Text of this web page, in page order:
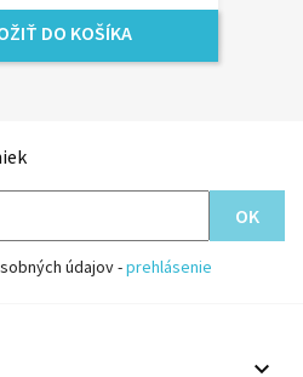
DO KOŠÍKA
údajov -prehlásenie
